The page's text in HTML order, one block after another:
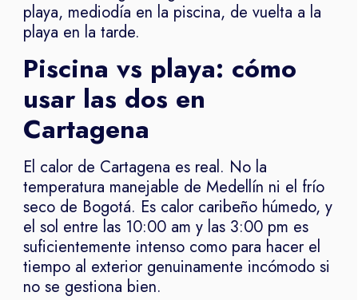
playa, mediodía en la piscina, de vuelta a la
playa en la tarde.
Piscina vs playa: cómo
usar las dos en
Cartagena
El calor de Cartagena es real. No la
temperatura manejable de Medellín ni el frío
seco de Bogotá. Es calor caribeño húmedo, y
el sol entre las 10:00 am y las 3:00 pm es
suficientemente intenso como para hacer el
tiempo al exterior genuinamente incómodo si
no se gestiona bien.